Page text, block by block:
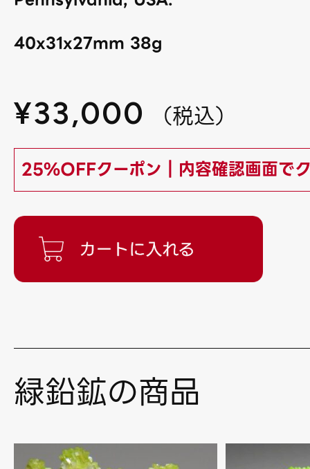
40x31x27mm 38g
¥33,000 （税込）
25%OFFクーポン｜内容確認画面で
緑鉛鉱の商品